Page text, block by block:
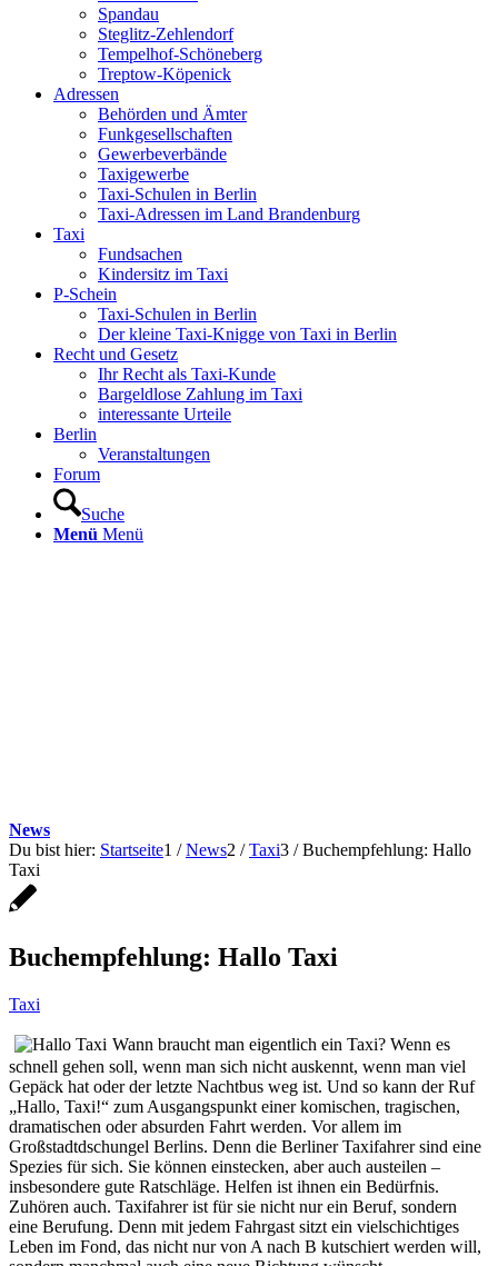
Spandau
Steglitz-Zehlendorf
Tempelhof-Schöneberg
Treptow-Köpenick
Adressen
Behörden und Ämter
Funkgesellschaften
Gewerbeverbände
Taxigewerbe
Taxi-Schulen in Berlin
Taxi-Adressen im Land Brandenburg
Taxi
Fundsachen
Kindersitz im Taxi
P-Schein
Taxi-Schulen in Berlin
Der kleine Taxi-Knigge von Taxi in Berlin
Recht und Gesetz
Ihr Recht als Taxi-Kunde
Bargeldlose Zahlung im Taxi
interessante Urteile
Berlin
Veranstaltungen
Forum
Suche
Menü Menü
News
Du bist hier: Startseite1 / News2 / Taxi3 / Buchempfehlung: Hallo
Taxi
Buchempfehlung: Hallo Taxi
Taxi
Wann braucht man eigentlich ein Taxi? Wenn es
schnell gehen soll, wenn man sich nicht auskennt, wenn man viel
Gepäck hat oder der letzte Nachtbus weg ist. Und so kann der Ruf
„Hallo, Taxi!“ zum Ausgangspunkt einer komischen, tragischen,
dramatischen oder absurden Fahrt werden. Vor allem im
Großstadtdschungel Berlins. Denn die Berliner Taxifahrer sind eine
Spezies für sich. Sie können einstecken, aber auch austeilen –
insbesondere gute Ratschläge. Helfen ist ihnen ein Bedürfnis.
Zuhören auch. Taxifahrer ist für sie nicht nur ein Beruf, sondern
eine Berufung. Denn mit jedem Fahrgast sitzt ein vielschichtiges
Leben im Fond, das nicht nur von A nach B kutschiert werden will,